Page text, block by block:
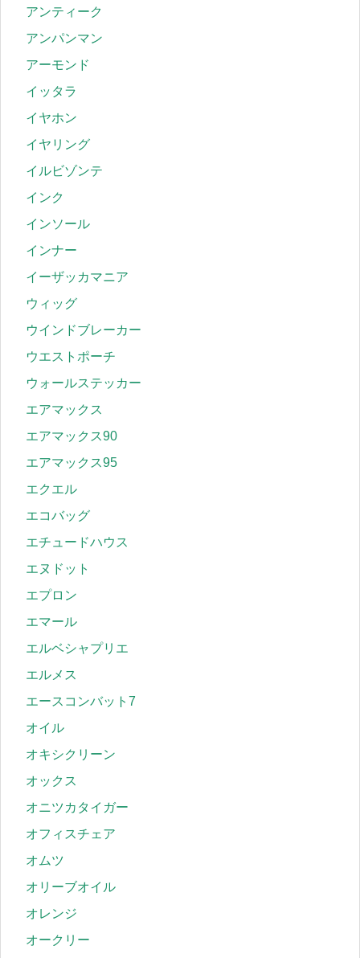
アンティーク
アンパンマン
アーモンド
イッタラ
イヤホン
イヤリング
イルビゾンテ
インク
インソール
インナー
イーザッカマニア
ウィッグ
ウインドブレーカー
ウエストポーチ
ウォールステッカー
エアマックス
エアマックス90
エアマックス95
エクエル
エコバッグ
エチュードハウス
エヌドット
エプロン
エマール
エルベシャプリエ
エルメス
エースコンバット7
オイル
オキシクリーン
オックス
オニツカタイガー
オフィスチェア
オムツ
オリーブオイル
オレンジ
オークリー